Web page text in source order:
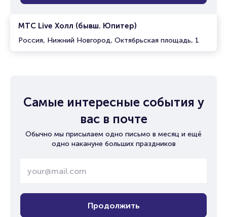
МТС Live Холл (бывш. Юпитер)
Россия, Нижний Новгород, Октябрьская площадь, 1
Самые интересные события у
вас в почте
Обычно мы присылаем одно письмо в месяц и ещё
одно накануне больших праздников
Продолжить